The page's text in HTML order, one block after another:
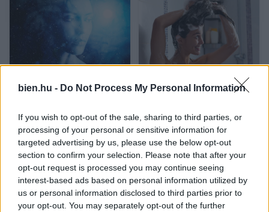
bien.hu - Do Not Process My Personal Information
If you wish to opt-out of the sale, sharing to third parties, or
processing of your personal or sensitive information for
targeted advertising by us, please use the below opt-out
section to confirm your selection. Please note that after your
opt-out request is processed you may continue seeing
interest-based ads based on personal information utilized by
us or personal information disclosed to third parties prior to
your opt-out. You may separately opt-out of the further
Mennyire erős a hatodik
jelekből kiderül
Évek óta rosszul
hajbalzsamot? A
fodrászok elárulták, mire
érdemes figyelni